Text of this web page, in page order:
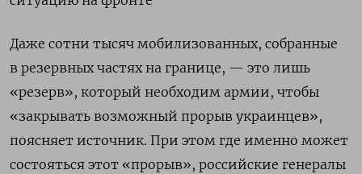
Даже сотни тысяч мобилизованных, собранные
в резервных частях на границе, — это лишь
«резерв», который необходим армии, чтобы
«закрывать возможный прорыв украинцев»,
поясняет источник. При этом где именно может
состояться этот «прорыв», российские генералы